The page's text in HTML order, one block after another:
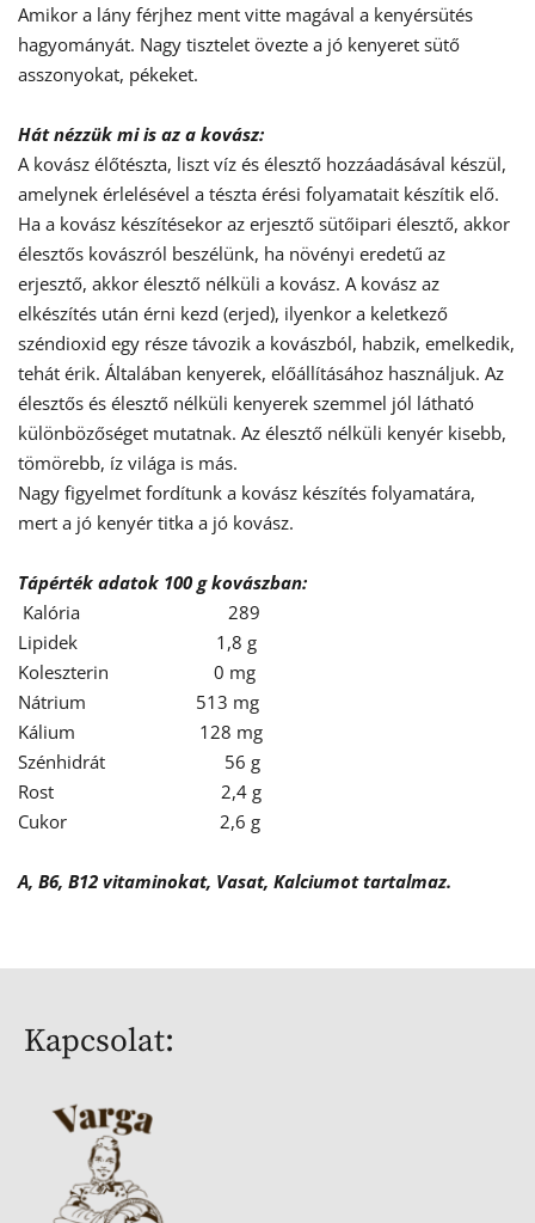
Amikor a lány férjhez ment vitte magával a kenyérsütés
hagyományát. Nagy tisztelet övezte a jó kenyeret sütő
asszonyokat, pékeket.
Hát nézzük mi is az a kovász:
A kovász élőtészta, liszt víz és élesztő hozzáadásával készül,
amelynek érlelésével a tészta érési folyamatait készítik elő.
Ha a kovász készítésekor az erjesztő sütőipari élesztő, akkor
élesztős kovászról beszélünk, ha növényi eredetű az
erjesztő, akkor élesztő nélküli a kovász. A kovász az
elkészítés után érni kezd (erjed), ilyenkor a keletkező
széndioxid egy része távozik a kovászból, habzik, emelkedik,
tehát érik. Általában kenyerek, előállításához használjuk. Az
élesztős és élesztő nélküli kenyerek szemmel jól látható
különbözőséget mutatnak. Az élesztő nélküli kenyér kisebb,
tömörebb, íz világa is más.
Nagy figyelmet fordítunk a kovász készítés folyamatára,
mert a jó kenyér titka a jó kovász.
Tápérték adatok 100 g kovászban:
Kalória                               289
Lipidek                             1,8 g
Koleszterin                      0 mg
Nátrium                       513 mg
Kálium                          128 mg
Szénhidrát                         56 g
Rost                                   2,4 g
Cukor                                2,6 g
A, B6, B12 vitaminokat, Vasat, Kalciumot tartalmaz.
Kapcsolat: